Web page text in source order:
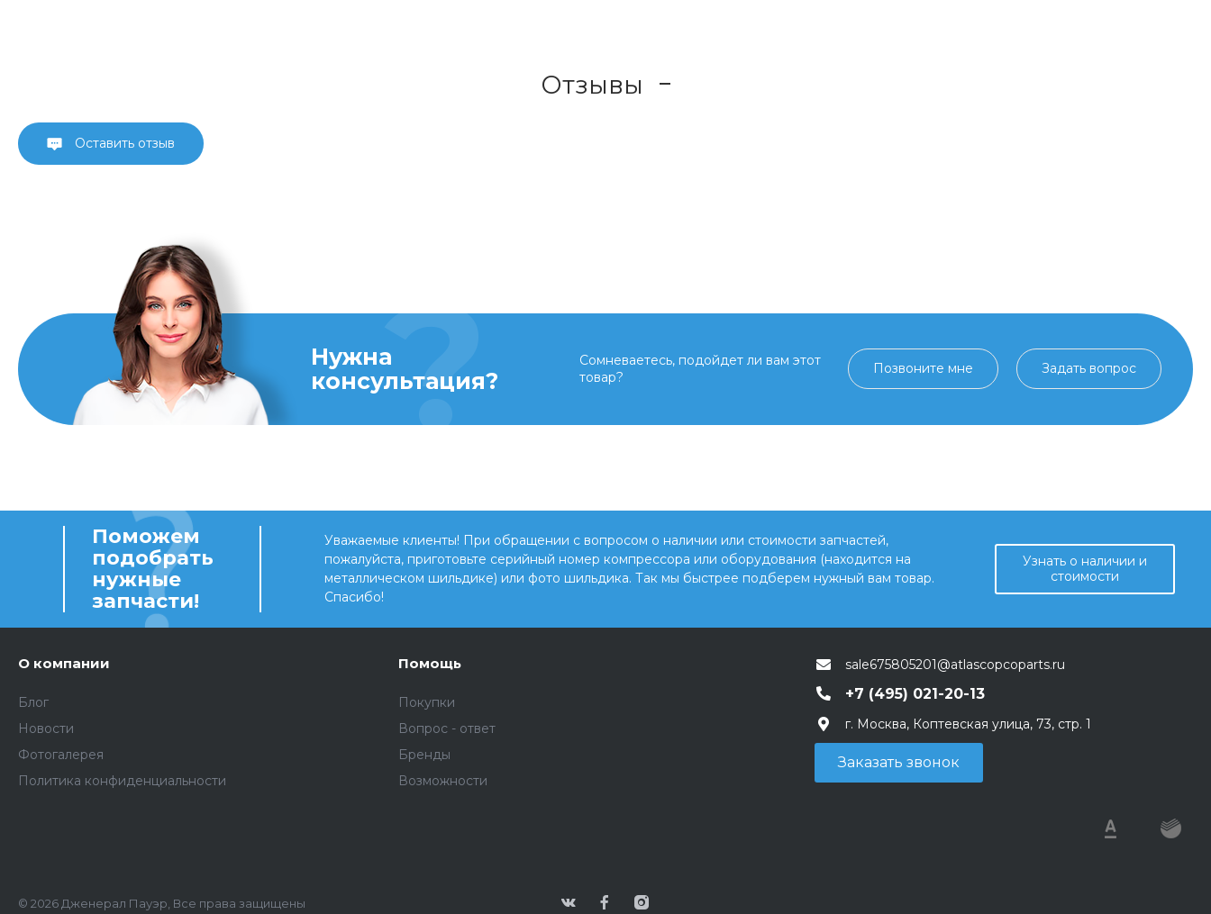
Отзывы
Оставить отзыв
Нужна
консультация?
Сомневаетесь, подойдет ли вам этот
товар?
Позвоните мне Задать вопрос
Поможем
подобрать
нужные
запчасти!
Уважаемые клиенты! При обращении с вопросом о наличии или стоимости запчастей,
пожалуйста, приготовьте серийный номер компрессора или оборудования (находится на
металлическом шильдике) или фото шильдика. Так мы быстрее подберем нужный вам товар.
Спасибо!
Узнать о наличии и
стоимости
О компании
Блог
Новости
Фотогалерея
Политика конфиденциальности
Помощь
Покупки
Вопрос - ответ
Бренды
Возможности
sale675805201@atlascopcoparts.ru
+7 (495) 021-20-13
г. Москва, Коптевская улица, 73, стр. 1
Заказать звонок
© 2026 Дженерал Пауэр, Все права защищены